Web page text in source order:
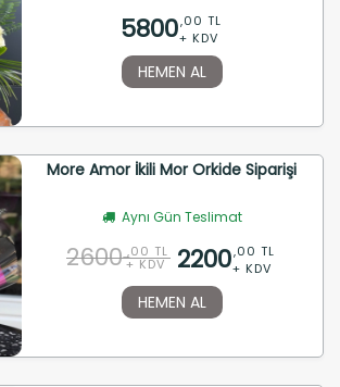
5800,00 TL
+ KDV
HEMEN AL
More Amor İkili Mor Orkide Siparişi
Aynı Gün Teslimat
2600 ,00 TL
+ KDV 2200,00 TL
+ KDV
HEMEN AL